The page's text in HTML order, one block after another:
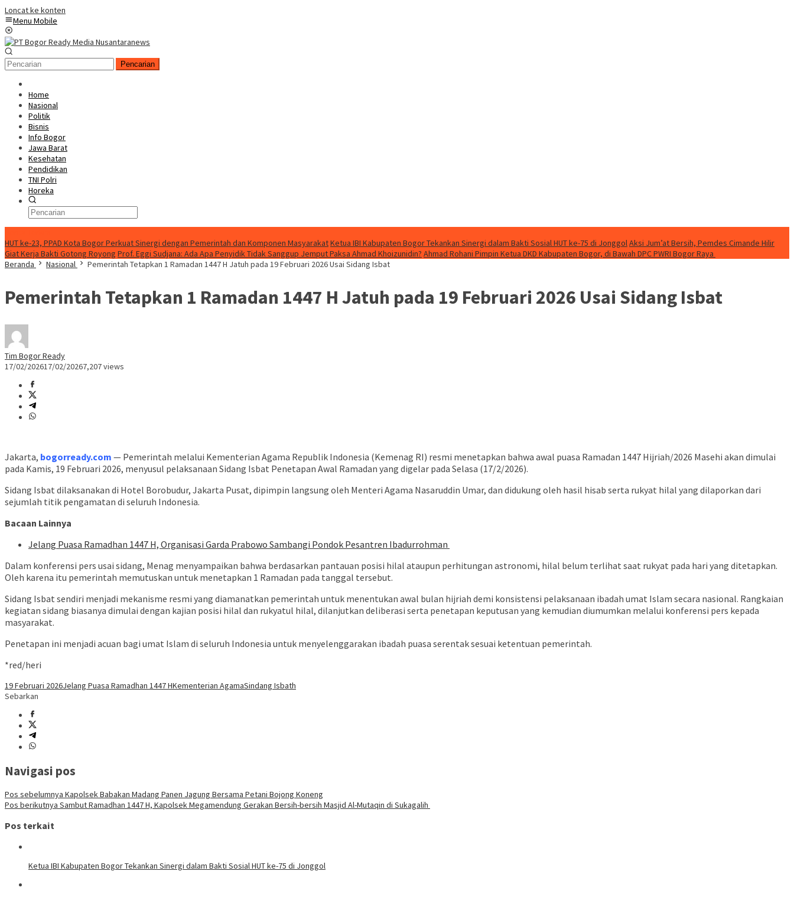
Loncat ke konten
Menu Mobile
Pencarian
Home
Nasional
Politik
Bisnis
Info Bogor
Jawa Barat
Kesehatan
Pendidikan
TNI Polri
Horeka
HUT ke-23, PPAD Kota Bogor Perkuat Sinergi dengan Pemerintah dan Komponen MasyarakatKetua IBI Kabupaten Bogor Tekankan Sinergi dalam Bakti Sosial HUT ke-75 di JonggolAksi Jum’at Bersih, Pemdes Cimande Hilir
Giat Kerja Bakti Gotong Royong Prof. Eggi Sudjana: Ada Apa Penyidik Tidak Sanggup Jemput Paksa Ahmad Khoizunidin? Ahmad Rohani Pimpin Ketua DKD Kabupaten Bogor, di Bawah DPC PWRI Bogor Raya
Beranda
Nasional Pemerintah Tetapkan 1 Ramadan 1447 H Jatuh pada 19 Februari 2026 Usai Sidang Isbat
Pemerintah Tetapkan 1 Ramadan 1447 H Jatuh pada 19 Februari 2026 Usai Sidang Isbat
Tim Bogor Ready
17/02/202617/02/20267,207 views
Jakarta, bogorready.com — Pemerintah melalui Kementerian Agama Republik Indonesia (Kemenag RI) resmi menetapkan bahwa awal puasa Ramadan 1447 Hijriah/2026 Masehi akan dimulai
pada Kamis, 19 Februari 2026, menyusul pelaksanaan Sidang Isbat Penetapan Awal Ramadan yang digelar pada Selasa (17/2/2026).
Sidang Isbat dilaksanakan di Hotel Borobudur, Jakarta Pusat, dipimpin langsung oleh Menteri Agama Nasaruddin Umar, dan didukung oleh hasil hisab serta rukyat hilal yang dilaporkan dari
sejumlah titik pengamatan di seluruh Indonesia.
Bacaan Lainnya
Jelang Puasa Ramadhan 1447 H, Organisasi Garda Prabowo Sambangi Pondok Pesantren Ibadurrohman
Dalam konferensi pers usai sidang, Menag menyampaikan bahwa berdasarkan pantauan posisi hilal ataupun perhitungan astronomi, hilal belum terlihat saat rukyat pada hari yang ditetapkan.
Oleh karena itu pemerintah memutuskan untuk menetapkan 1 Ramadan pada tanggal tersebut.
Sidang Isbat sendiri menjadi mekanisme resmi yang diamanatkan pemerintah untuk menentukan awal bulan hijriah demi konsistensi pelaksanaan ibadah umat Islam secara nasional. Rangkaian
kegiatan sidang biasanya dimulai dengan kajian posisi hilal dan rukyatul hilal, dilanjutkan deliberasi serta penetapan keputusan yang kemudian diumumkan melalui konferensi pers kepada
masyarakat.
Penetapan ini menjadi acuan bagi umat Islam di seluruh Indonesia untuk menyelenggarakan ibadah puasa serentak sesuai ketentuan pemerintah.
*red/heri
19 Februari 2026Jelang Puasa Ramadhan 1447 HKementerian AgamaSindang Isbath
Sebarkan
Navigasi pos
Pos sebelumnya Kapolsek Babakan Madang Panen Jagung Bersama Petani Bojong Koneng
Pos berikutnya Sambut Ramadhan 1447 H, Kapolsek Megamendung Gerakan Bersih-bersih Masjid Al-Mutaqin di Sukagalih
Pos terkait
Ketua IBI Kabupaten Bogor Tekankan Sinergi dalam Bakti Sosial HUT ke-75 di Jonggol